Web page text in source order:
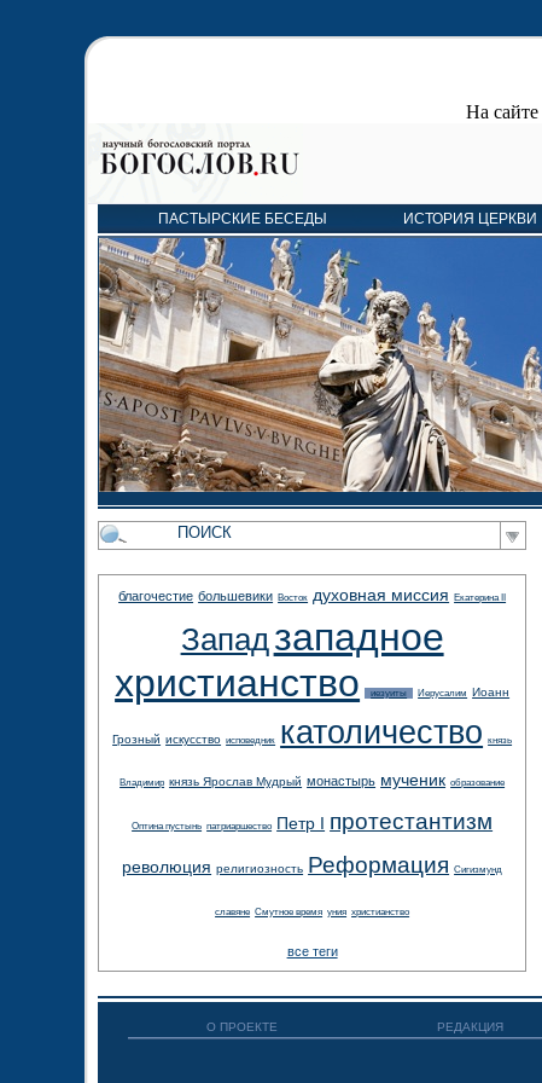
На сайте
ПАСТЫРСКИЕ БЕСЕДЫ ИСТОРИЯ ЦЕРКВИ
благочестие большевики Восток духовная миссия Екатерина II
Западзападное
христианство
иезуиты Иерусалим Иоанн
Грозный искусство исповедник католичество князь
Владимир князь Ярослав Мудрый монастырь мученик образование
Оптина пустынь патриаршество Петр I протестантизм
революция религиозность Реформация Сигизмунд
славяне Смутное время уния христианство
все теги
О ПРОЕКТЕ РЕДАКЦИЯ